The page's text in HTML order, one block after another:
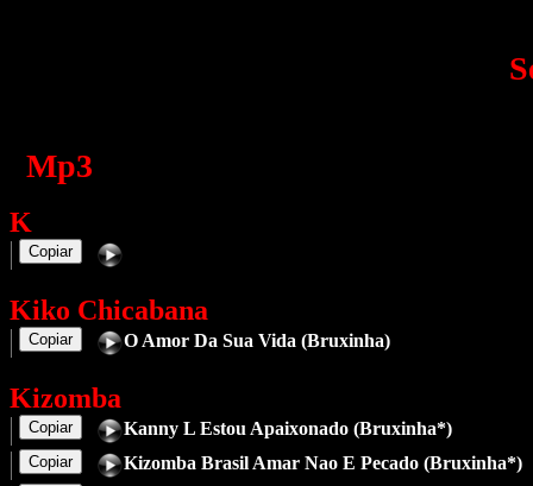
Mp3
K
Copiar
Kiko Chicabana
O Amor Da Sua Vida (Bruxinha)
Copiar
Kizomba
Kanny L Estou Apaixonado (Bruxinha*)
Copiar
Kizomba Brasil Amar Nao E Pecado (Bruxinha*)
Copiar